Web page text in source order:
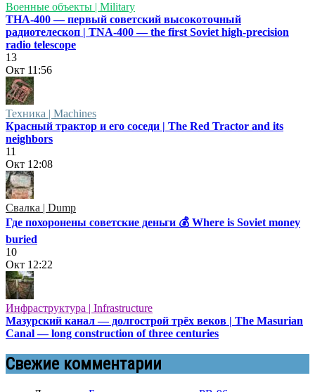
Военные объекты | Military
ТНА-400 — первый советский высокоточный
радиотелескоп | TNA-400 — the first Soviet high-precision
radio telescope
13
Окт 11:56
Техника | Machines
Красный трактор и его соседи | The Red Tractor and its
neighbors
11
Окт 12:08
Свалка | Dump
Где похоронены советские деньги 💰 Where is Soviet money
buried
10
Окт 12:22
Инфраструктура | Infrastructure
Мазурский канал — долгострой трёх веков | The Masurian
Canal — long construction of three centuries
Свежие комментарии